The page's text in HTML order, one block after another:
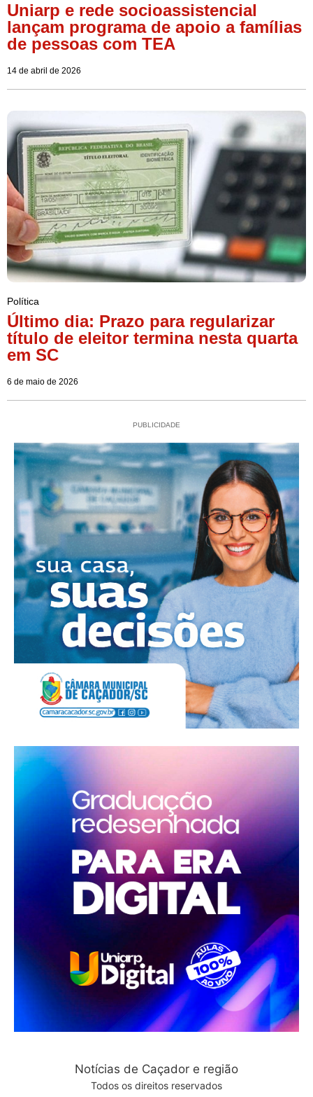
Uniarp e rede socioassistencial
lançam programa de apoio a famílias
de pessoas com TEA
14 de abril de 2026
Política
Último dia: Prazo para regularizar
título de eleitor termina nesta quarta
em SC
6 de maio de 2026
PUBLICIDADE
Notícias de Caçador e região
Todos os direitos reservados